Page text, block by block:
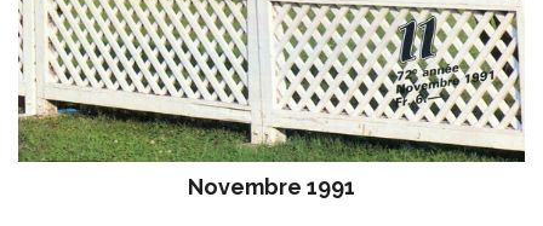
Novembre 1991